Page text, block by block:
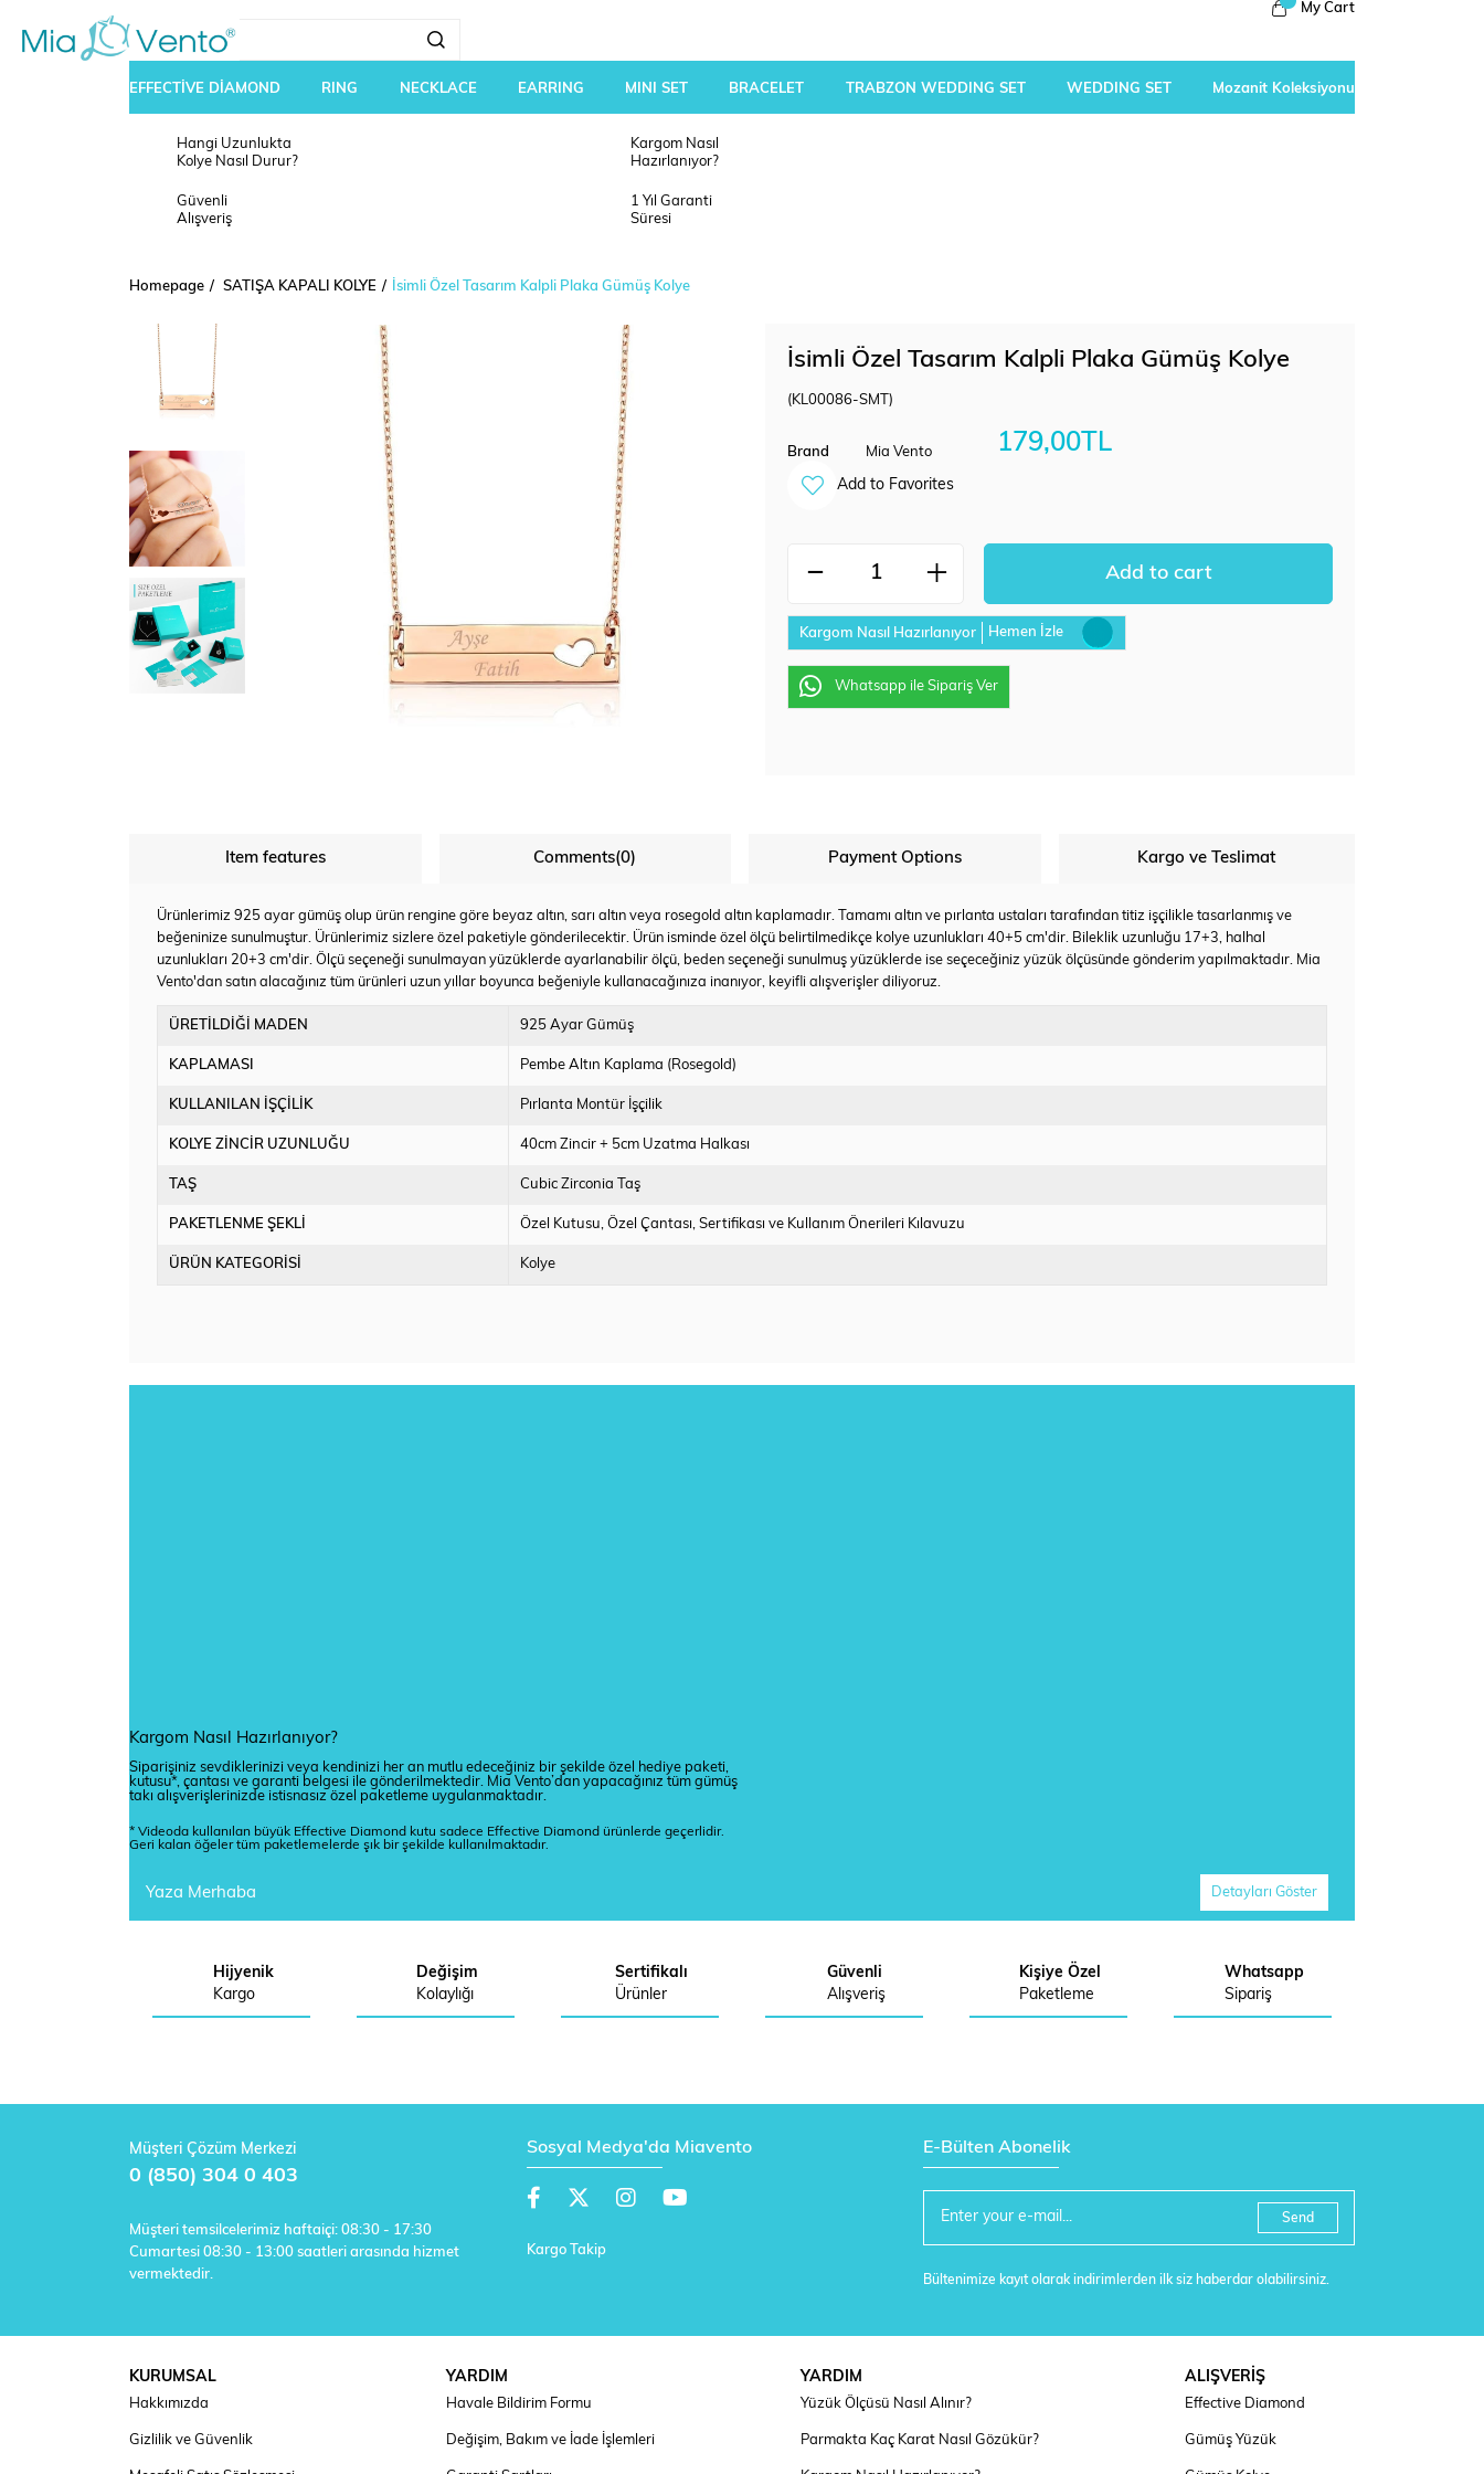
My Cart
EFFECTİVE DİAMOND RING NECKLACE EARRING MINI SET BRACELET TRABZON WEDDING SET WEDDING SET Mozanit Koleksiyonu
Hangi Uzunlukta
Kolye Nasıl Durur?
Kargom Nasıl
Hazırlanıyor?
Güvenli
Alışveriş
1 Yıl Garanti
Süresi
Homepage SATIŞA KAPALI KOLYE İsimli Özel Tasarım Kalpli Plaka Gümüş Kolye
İsimli Özel Tasarım Kalpli Plaka Gümüş Kolye
(KL00086-SMT)
Brand Mia Vento 179,00TL
Add to Favorites
Kargom Nasıl Hazırlanıyor Hemen İzle
Whatsapp ile Sipariş Ver
Item features Comments(0) Payment Options Kargo ve Teslimat
Ürünlerimiz 925 ayar gümüş olup ürün rengine göre beyaz altın, sarı altın veya rosegold altın kaplamadır. Tamamı altın ve pırlanta ustaları tarafından titiz işçilikle tasarlanmış ve
beğeninize sunulmuştur. Ürünlerimiz sizlere özel paketiyle gönderilecektir. Ürün isminde özel ölçü belirtilmedikçe kolye uzunlukları 40+5 cm'dir. Bileklik uzunluğu 17+3, halhal
uzunlukları 20+3 cm'dir. Ölçü seçeneği sunulmayan yüzüklerde ayarlanabilir ölçü, beden seçeneği sunulmuş yüzüklerde ise seçeceğiniz yüzük ölçüsünde gönderim yapılmaktadır. Mia
Vento'dan satın alacağınız tüm ürünleri uzun yıllar boyunca beğeniyle kullanacağınıza inanıyor, keyifli alışverişler diliyoruz.
ÜRETİLDİĞİ MADEN 925 Ayar Gümüş
KAPLAMASI Pembe Altın Kaplama (Rosegold)
KULLANILAN İŞÇİLİK Pırlanta Montür İşçilik
KOLYE ZİNCİR UZUNLUĞU 40cm Zincir + 5cm Uzatma Halkası
TAŞ Cubic Zirconia Taş
PAKETLENME ŞEKLİ Özel Kutusu Özel Çantası Sertifikası ve Kullanım Önerileri Kılavuzu
ÜRÜN KATEGORİSİ Kolye
Kargom Nasıl Hazırlanıyor?
Siparişiniz sevdiklerinizi veya kendinizi her an mutlu edeceğiniz bir şekilde özel hediye paketi,
kutusu*, çantası ve garanti belgesi ile gönderilmektedir. Mia Vento’dan yapacağınız tüm gümüş
takı alışverişlerinizde istisnasız özel paketleme uygulanmaktadır.
* Videoda kullanılan büyük Effective Diamond kutu sadece Effective Diamond ürünlerde geçerlidir.
Geri kalan öğeler tüm paketlemelerde şık bir şekilde kullanılmaktadır.
Yaza Merhaba Detayları Göster
Hijyenik
Kargo
Değişim
Kolaylığı
Sertifikalı
Ürünler
Güvenli
Alışveriş
Kişiye Özel
Paketleme
Whatsapp
Sipariş
Müşteri Çözüm Merkezi
0 (850) 304 0 403
Müşteri temsilcelerimiz haftaiçi: 08:30 - 17:30
Cumartesi 08:30 - 13:00 saatleri arasında hizmet
vermektedir.
Sosyal Medya'da Miavento
Kargo Takip
E-Bülten Abonelik
Send
Bültenimize kayıt olarak indirimlerden ilk siz haberdar olabilirsiniz.
KURUMSAL
Hakkımızda
Gizlilik ve Güvenlik
YARDIM
Havale Bildirim Formu
Değişim, Bakım ve İade İşlemleri
YARDIM
Yüzük Ölçüsü Nasıl Alınır?
Parmakta Kaç Karat Nasıl Gözükür?
ALIŞVERİŞ
Effective Diamond
Gümüş Yüzük